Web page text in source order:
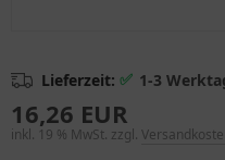
Lieferzeit: ✅ 1-3
16,26 EUR
inkl. 19 % MwSt. zzgl.